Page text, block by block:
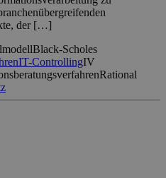
der […]
Black-Scholes
IT-ControllingIV
Rational